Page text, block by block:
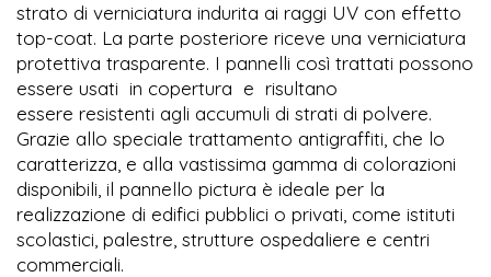
strato di verniciatura indurita ai raggi UV con effetto
top-coat. La parte posteriore riceve una verniciatura
protettiva trasparente. I pannelli così trattati possono
essere usati in copertura e risultano
essere resistenti agli accumuli di strati di polvere.
Grazie allo speciale trattamento antigraffiti, che lo
caratterizza, e alla vastissima gamma di colorazioni
disponibili, il pannello pictura è ideale per la
realizzazione di edifici pubblici o privati, come istituti
scolastici, palestre, strutture ospedaliere e centri
commerciali.